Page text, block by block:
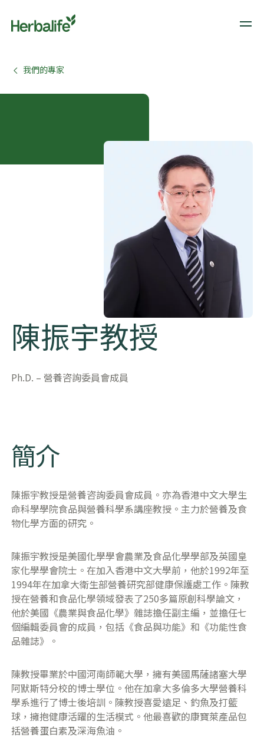
我們的專家
陳振宇教授
Ph.D. – 營養咨詢委員會成員
簡介
陳振宇教授是營養咨詢委員會成員。亦為香港中文大學生
命科學學院食品與營養科學系講座教授。主力於營養及食
物化學方面的研究。
陳振宇教授是美國化學學會農業及食品化學學部及英國皇
家化學學會院士。在加入香港中文大學前，他於1992年至
1994年在加拿大衛生部營養研究部健康保護處工作。陳教
授在營養和食品化學領域發表了250多篇原創科學論文，
他於美國《農業與食品化學》雜誌擔任副主編，並擔任七
個編輯委員會的成員，包括《食品與功能》和《功能性食
品雜誌》。
陳教授畢業於中國河南師範大學，擁有美國馬薩諸塞大學
阿默斯特分校的博士學位。他在加拿大多倫多大學營養科
學系進行了博士後培訓。陳教授喜愛遠足、釣魚及打籃
球，擁抱健康活躍的生活模式。他最喜歡的康寶萊產品包
括營養蛋白素及深海魚油。